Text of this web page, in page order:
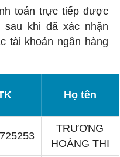
toán trực tiếp được
sau khi đã xác nhận
tài khoản ngân hàng
Họ tên
TRƯƠNG
HOÀNG THI